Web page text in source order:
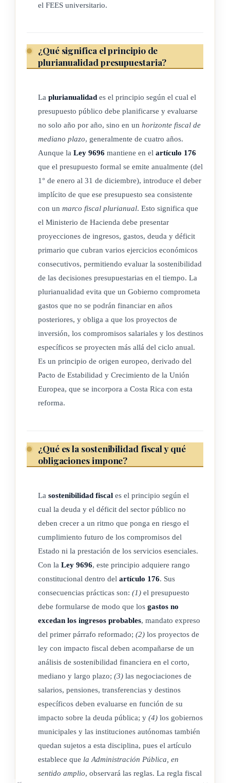
el FEES universitario.
¿Qué significa el principio de
plurianualidad presupuestaria?
La plurianualidad es el principio según el cual el
presupuesto público debe planificarse y evaluarse
no solo año por año, sino en un horizonte fiscal de
mediano plazo, generalmente de cuatro años.
Aunque la Ley 9696 mantiene en el artículo 176
que el presupuesto formal se emite anualmente (del
1° de enero al 31 de diciembre), introduce el deber
implícito de que ese presupuesto sea consistente
con un marco fiscal plurianual. Esto significa que
el Ministerio de Hacienda debe presentar
proyecciones de ingresos, gastos, deuda y déficit
primario que cubran varios ejercicios económicos
consecutivos, permitiendo evaluar la sostenibilidad
de las decisiones presupuestarias en el tiempo. La
plurianualidad evita que un Gobierno comprometa
gastos que no se podrán financiar en años
posteriores, y obliga a que los proyectos de
inversión, los compromisos salariales y los destinos
específicos se proyecten más allá del ciclo anual.
Es un principio de origen europeo, derivado del
Pacto de Estabilidad y Crecimiento de la Unión
Europea, que se incorpora a Costa Rica con esta
reforma.
¿Qué es la sostenibilidad fiscal y qué
obligaciones impone?
La sostenibilidad fiscal es el principio según el
cual la deuda y el déficit del sector público no
deben crecer a un ritmo que ponga en riesgo el
cumplimiento futuro de los compromisos del
Estado ni la prestación de los servicios esenciales.
Con la Ley 9696, este principio adquiere rango
constitucional dentro del artículo 176. Sus
consecuencias prácticas son: (1) el presupuesto
debe formularse de modo que los gastos no
excedan los ingresos probables, mandato expreso
del primer párrafo reformado; (2) los proyectos de
ley con impacto fiscal deben acompañarse de un
análisis de sostenibilidad financiera en el corto,
mediano y largo plazo; (3) las negociaciones de
salarios, pensiones, transferencias y destinos
específicos deben evaluarse en función de su
impacto sobre la deuda pública; y (4) los gobiernos
municipales y las instituciones autónomas también
quedan sujetos a esta disciplina, pues el artículo
establece que la Administración Pública, en
sentido amplio, observará las reglas. La regla fiscal